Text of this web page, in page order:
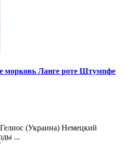
морковь Ланге роте Штумпфе
(Украина) Немецкий
...